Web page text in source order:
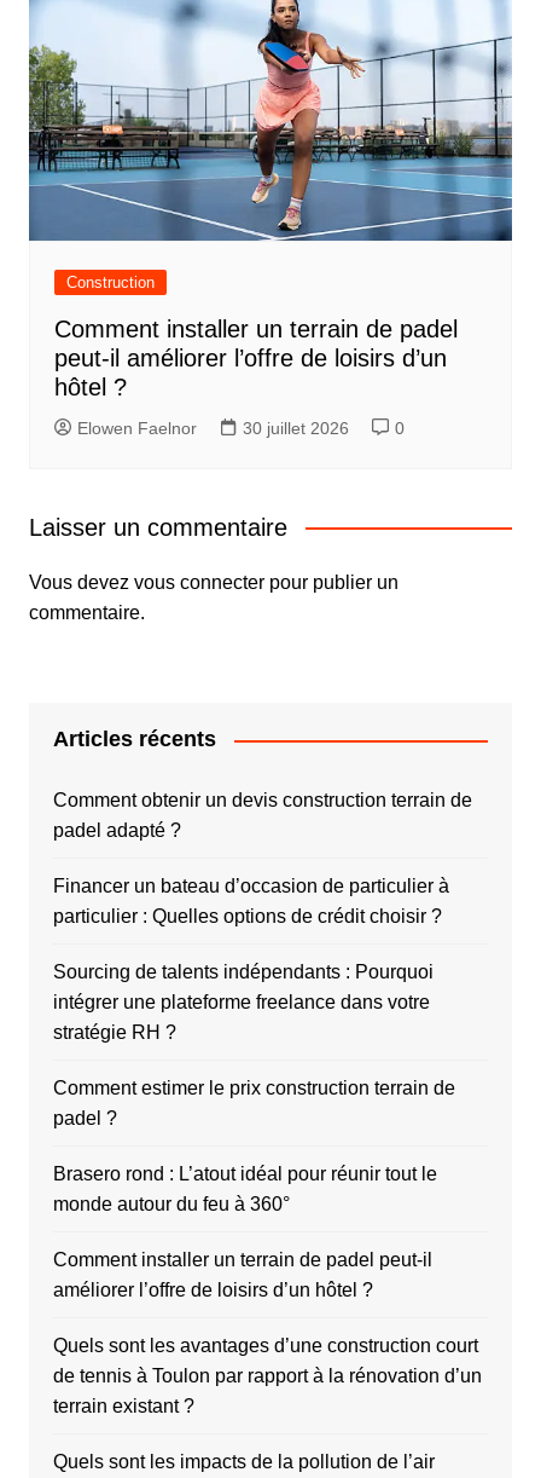
Construction
Comment installer un terrain de padel
peut-il améliorer l’offre de loisirs d’un
hôtel ?
Elowen Faelnor 30 juillet 2026 0
Laisser un commentaire
Vous devez vous connecterpour publier un
commentaire.
Articles récents
Comment obtenir un devis construction terrain de
padel adapté ?
Financer un bateau d’occasion de particulier à
particulier : Quelles options de crédit choisir ?
Sourcing de talents indépendants : Pourquoi
intégrer une plateforme freelance dans votre
stratégie RH ?
Comment estimer le prix construction terrain de
padel ?
Brasero rond : L’atout idéal pour réunir tout le
monde autour du feu à 360°
Comment installer un terrain de padel peut-il
améliorer l’offre de loisirs d’un hôtel ?
Quels sont les avantages d’une construction court
de tennis à Toulon par rapport à la rénovation d’un
terrain existant ?
Quels sont les impacts de la pollution de l’air